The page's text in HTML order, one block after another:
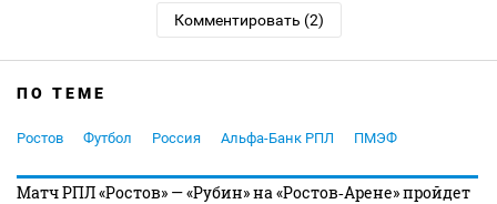
Комментировать (2)
ПО ТЕМЕ
Ростов Футбол Россия Альфа-Банк РПЛ ПМЭФ
Матч РПЛ «Ростов» — «Рубин» на «Ростов‑Арене» пройдет